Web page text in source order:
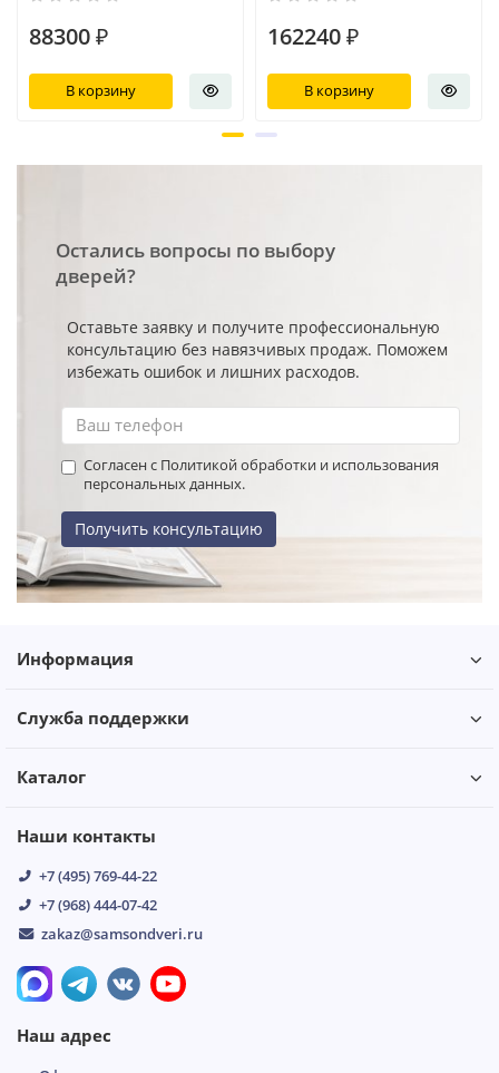
88300 ₽
В корзину
162240 ₽
В корзину
Остались вопросы по выбору
дверей?
Оставьте заявку и получите профессиональную
консультацию без навязчивых продаж. Поможем
избежать ошибок и лишних расходов.
Согласен с Политикой обработки и использования
персональных данных.
Получить консультацию
Информация
Служба поддержки
Каталог
Наши контакты
+7 (495) 769-44-22
+7 (968) 444-07-42
zakaz@samsondveri.ru
Наш адрес